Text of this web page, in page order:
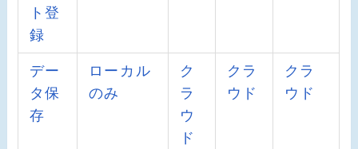
ト登
録
デー
タ保
存
ローカル
のみ
ク
ラ
ウ
ド
クラ
ウド
クラ
ウド